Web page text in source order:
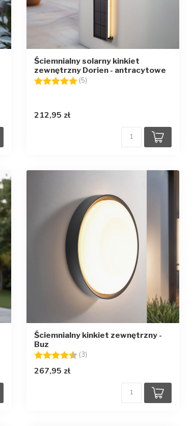
Ściemnialny solarny kinkiet
zewnętrzny Dorien - antracytowe
Ocena:
(5)
212,95 zł
Ściemnialny kinkiet zewnętrzny -
Buz
Ocena:
(3)
267,95 zł